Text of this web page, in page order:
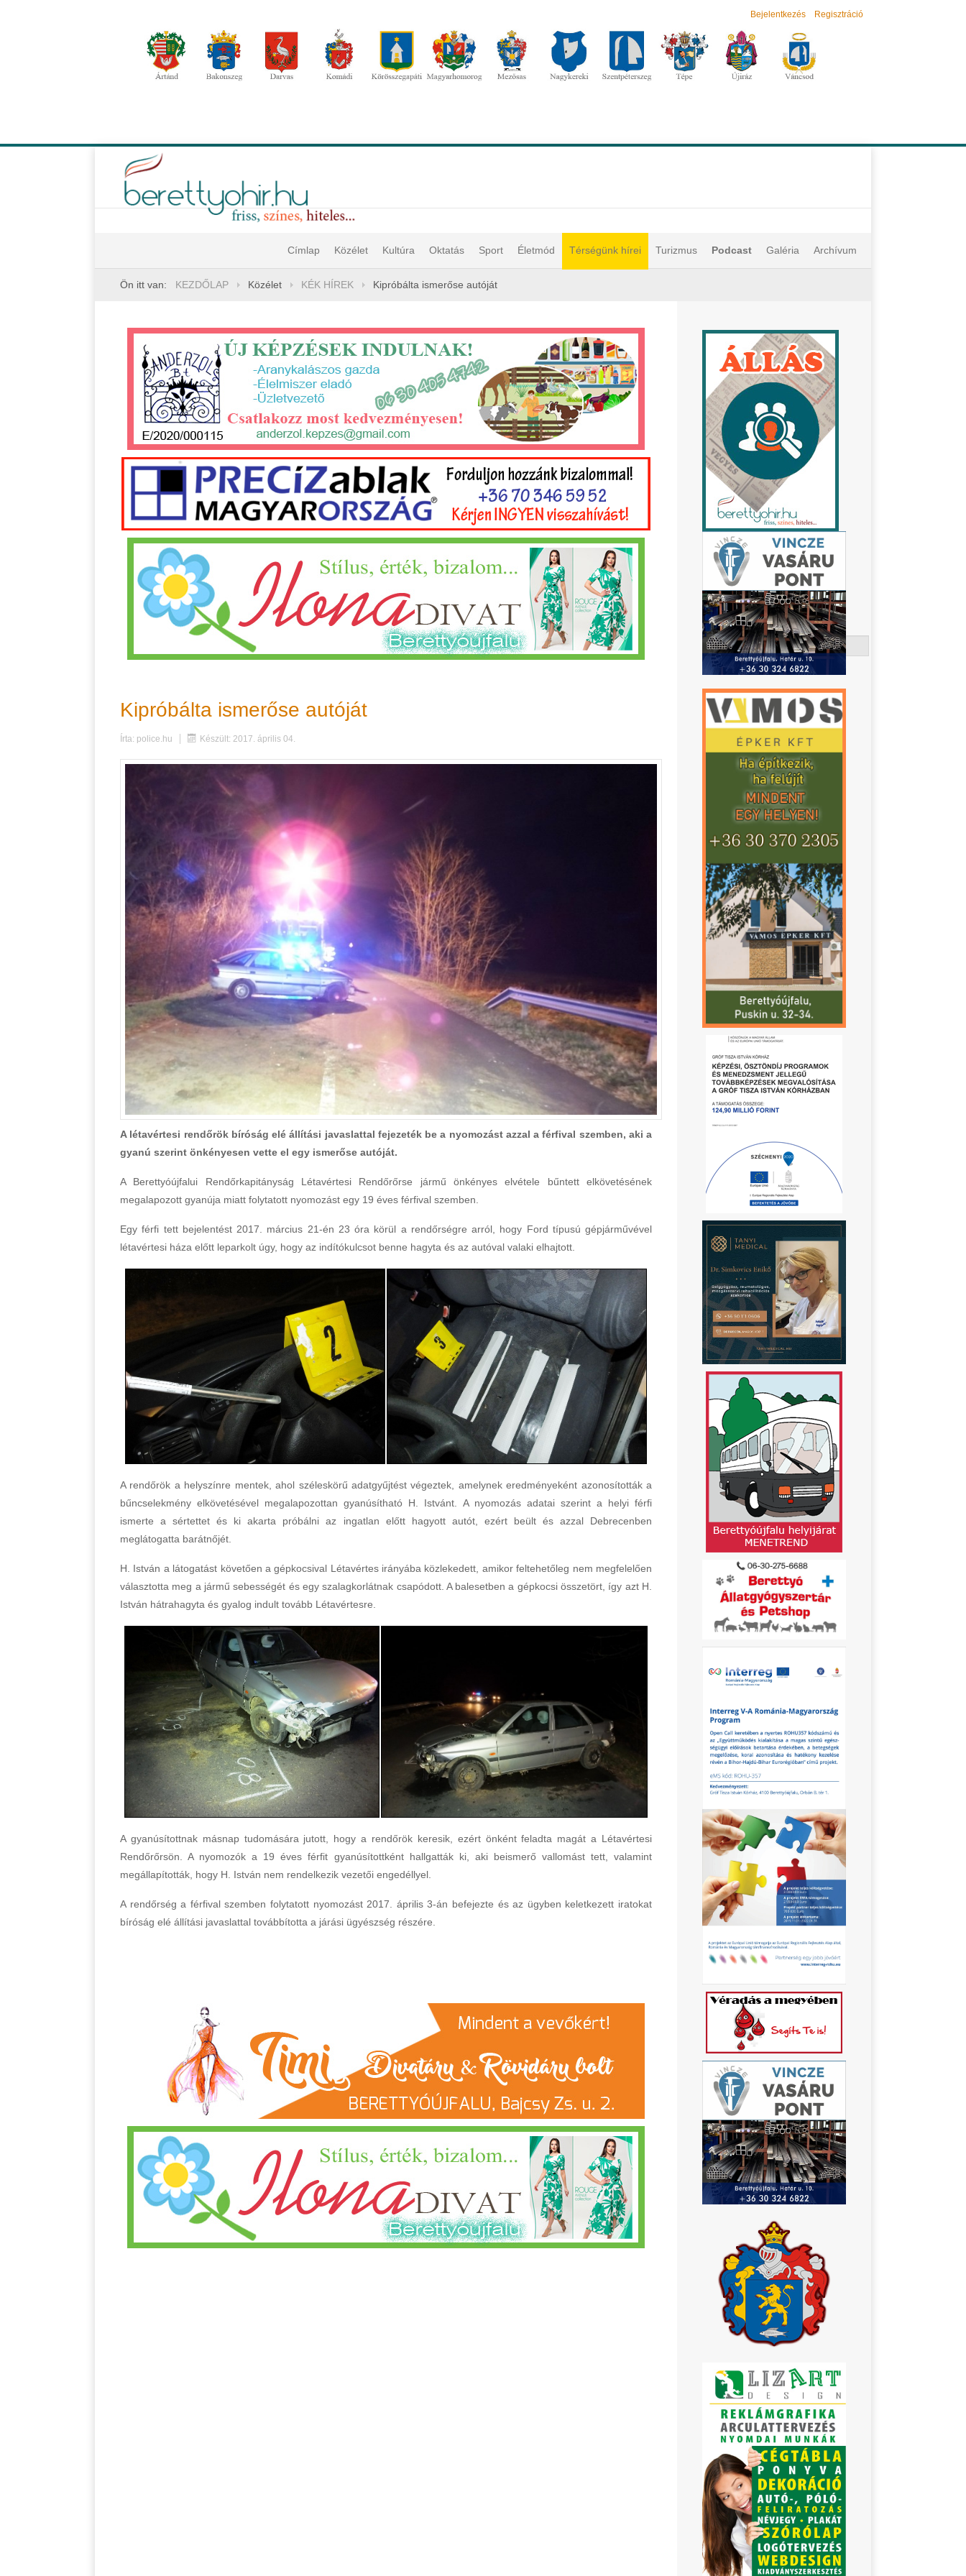
Bejelentkezés Regisztráció
Címlap Közélet Kultúra Oktatás Sport Életmód Térségünk hírei Turizmus Podcast Galéria Archívum
Ön itt van: KEZDŐLAP Közélet KÉK HÍREK Kipróbálta ismerőse autóját
Keresés
Kipróbálta ismerőse autóját
Írta: police.hu Készült: 2017. április 04.
A létavértesi rendőrök bíróság elé állítási javaslattal fejezeték be a nyomozást azzal a férfival szemben, aki a
gyanú szerint önkényesen vette el egy ismerőse autóját.
A Berettyóújfalui Rendőrkapitányság Létavértesi Rendőrőrse jármű önkényes elvétele bűntett elkövetésének
megalapozott gyanúja miatt folytatott nyomozást egy 19 éves férfival szemben.
Egy férfi tett bejelentést 2017. március 21-én 23 óra körül a rendőrségre arról, hogy Ford típusú gépjárművével
létavértesi háza előtt leparkolt úgy, hogy az indítókulcsot benne hagyta és az autóval valaki elhajtott.
A rendőrök a helyszínre mentek, ahol széleskörű adatgyűjtést végeztek, amelynek eredményeként azonosították a
bűncselekmény elkövetésével megalapozottan gyanúsítható H. Istvánt. A nyomozás adatai szerint a helyi férfi
ismerte a sértettet és ki akarta próbálni az ingatlan előtt hagyott autót, ezért beült és azzal Debrecenben
meglátogatta barátnőjét.
H. István a látogatást követően a gépkocsival Létavértes irányába közlekedett, amikor feltehetőleg nem megfelelően
választotta meg a jármű sebességét és egy szalagkorlátnak csapódott. A balesetben a gépkocsi összetört, így azt H.
István hátrahagyta és gyalog indult tovább Létavértesre.
A gyanúsítottnak másnap tudomására jutott, hogy a rendőrök keresik, ezért önként feladta magát a Létavértesi
Rendőrőrsön. A nyomozók a 19 éves férfit gyanúsítottként hallgatták ki, aki beismerő vallomást tett, valamint
megállapították, hogy H. István nem rendelkezik vezetői engedéllyel.
A rendőrség a férfival szemben folytatott nyomozást 2017. április 3-án befejezte és az ügyben keletkezett iratokat
bíróság elé állítási javaslattal továbbította a járási ügyészség részére.